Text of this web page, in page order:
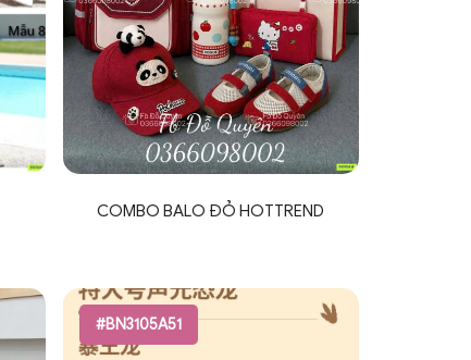
COMBO BALO ĐỎ HOTTREND
#BN3105A51